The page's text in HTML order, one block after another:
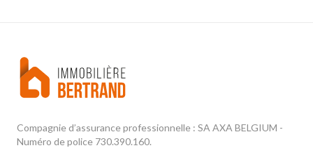
Compagnie d’assurance professionnelle : SA AXA BELGIUM -
Numéro de police 730.390.160.